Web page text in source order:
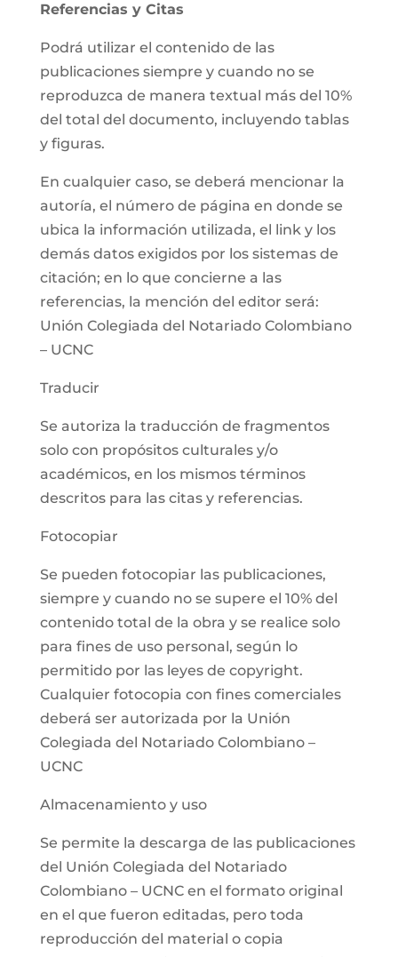
Referencias y Citas
Podrá utilizar el contenido de las
publicaciones siempre y cuando no se
reproduzca de manera textual más del 10%
del total del documento, incluyendo tablas
y figuras.
En cualquier caso, se deberá mencionar la
autoría, el número de página en donde se
ubica la información utilizada, el link y los
demás datos exigidos por los sistemas de
citación; en lo que concierne a las
referencias, la mención del editor será:
Unión Colegiada del Notariado Colombiano
– UCNC
Traducir
Se autoriza la traducción de fragmentos
solo con propósitos culturales y/o
académicos, en los mismos términos
descritos para las citas y referencias.
Fotocopiar
Se pueden fotocopiar las publicaciones,
siempre y cuando no se supere el 10% del
contenido total de la obra y se realice solo
para fines de uso personal, según lo
permitido por las leyes de copyright.
Cualquier fotocopia con fines comerciales
deberá ser autorizada por la Unión
Colegiada del Notariado Colombiano –
UCNC
Almacenamiento y uso
Se permite la descarga de las publicaciones
del Unión Colegiada del Notariado
Colombiano – UCNC en el formato original
en el que fueron editadas, pero toda
reproducción del material o copia